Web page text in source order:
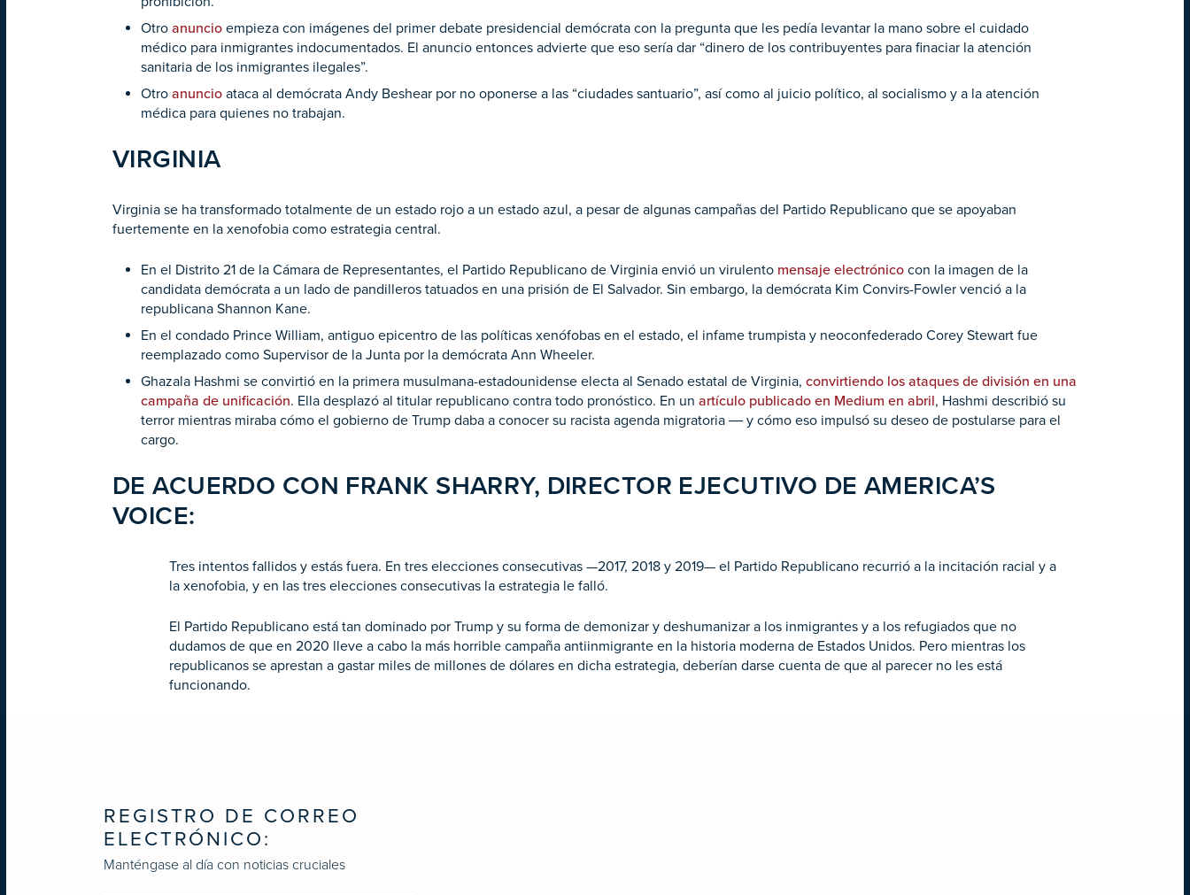
Otro anuncio empieza con imágenes del primer debate presidencial demócrata con la pregunta que les pedía levantar la mano sobre el cuidado
médico para inmigrantes indocumentados. El anuncio entonces advierte que eso sería dar “dinero de los contribuyentes para finaciar la atención
sanitaria de los inmigrantes ilegales”.
Otro anuncio ataca al demócrata Andy Beshear por no oponerse a las “ciudades santuario”, así como al juicio político, al socialismo y a la atención
médica para quienes no trabajan.
VIRGINIA
Virginia se ha transformado totalmente de un estado rojo a un estado azul, a pesar de algunas campañas del Partido Republicano que se apoyaban
fuertemente en la xenofobia como estrategia central.
En el Distrito 21 de la Cámara de Representantes, el Partido Republicano de Virginia envió un virulento mensaje electrónico con la imagen de la
candidata demócrata a un lado de pandilleros tatuados en una prisión de El Salvador. Sin embargo, la demócrata Kim Convirs-Fowler venció a la
republicana Shannon Kane.
En el condado Prince William, antiguo epicentro de las políticas xenófobas en el estado, el infame trumpista y neoconfederado Corey Stewart fue
reemplazado como Supervisor de la Junta por la demócrata Ann Wheeler.
Ghazala Hashmi se convirtió en la primera musulmana-estadounidense electa al Senado estatal de Virginia, convirtiendo los ataques de división en una
campaña de unificación. Ella desplazó al titular republicano contra todo pronóstico. En un artículo publicado en Medium en abril, Hashmi describió su
terror mientras miraba cómo el gobierno de Trump daba a conocer su racista agenda migratoria ― y cómo eso impulsó su deseo de postularse para el
cargo.
DE ACUERDO CON FRANK SHARRY, DIRECTOR EJECUTIVO DE AMERICA’S
VOICE:
Tres intentos fallidos y estás fuera. En tres elecciones consecutivas —2017, 2018 y 2019— el Partido Republicano recurrió a la incitación racial y a
la xenofobia, y en las tres elecciones consecutivas la estrategia le falló.
El Partido Republicano está tan dominado por Trump y su forma de demonizar y deshumanizar a los inmigrantes y a los refugiados que no
dudamos de que en 2020 lleve a cabo la más horrible campaña antiinmigrante en la historia moderna de Estados Unidos. Pero mientras los
republicanos se aprestan a gastar miles de millones de dólares en dicha estrategia, deberían darse cuenta de que al parecer no les está
funcionando.
REGISTRO DE CORREO
ELECTRÓNICO:
Manténgase al día con noticias cruciales